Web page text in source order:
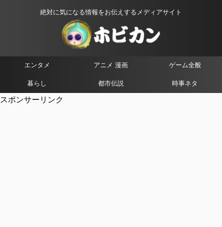
絶対に気になる情報をお伝えするメディアサイト
エンタメ アニメ 漫画 ゲーム全般
暮らし 都市伝説 時事ネタ
スポンサーリンク